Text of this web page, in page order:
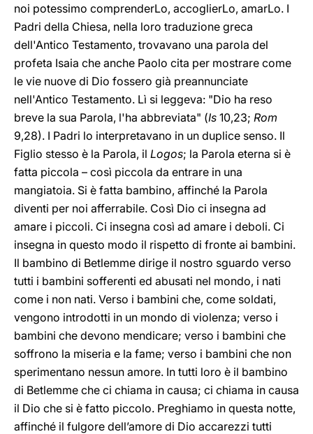
noi potessimo comprenderLo, accoglierLo, amarLo. I
Padri della Chiesa, nella loro traduzione greca
dell'Antico Testamento, trovavano una parola del
profeta Isaia che anche Paolo cita per mostrare come
le vie nuove di Dio fossero già preannunciate
nell'Antico Testamento. Lì si leggeva: "Dio ha reso
breve la sua Parola, l'ha abbreviata" (Is 10,23; Rom
9,28). I Padri lo interpretavano in un duplice senso. Il
Figlio stesso è la Parola, il Logos; la Parola eterna si è
fatta piccola – così piccola da entrare in una
mangiatoia. Si è fatta bambino, affinché la Parola
diventi per noi afferrabile. Così Dio ci insegna ad
amare i piccoli. Ci insegna così ad amare i deboli. Ci
insegna in questo modo il rispetto di fronte ai bambini.
Il bambino di Betlemme dirige il nostro sguardo verso
tutti i bambini sofferenti ed abusati nel mondo, i nati
come i non nati. Verso i bambini che, come soldati,
vengono introdotti in un mondo di violenza; verso i
bambini che devono mendicare; verso i bambini che
soffrono la miseria e la fame; verso i bambini che non
sperimentano nessun amore. In tutti loro è il bambino
di Betlemme che ci chiama in causa; ci chiama in causa
il Dio che si è fatto piccolo. Preghiamo in questa notte,
affinché il fulgore dell’amore di Dio accarezzi tutti